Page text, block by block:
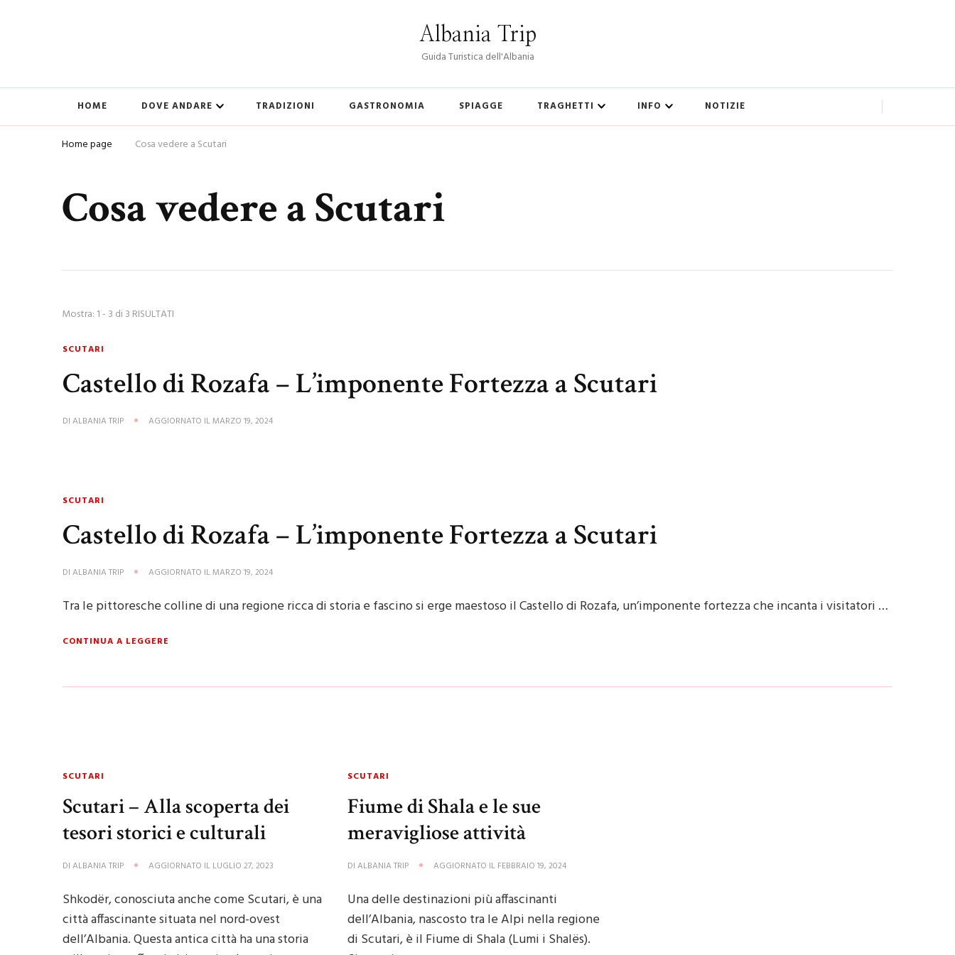
Albania Trip
Guida Turistica dell'Albania
HOME DOVE ANDARE TRADIZIONI GASTRONOMIA SPIAGGE TRAGHETTI INFO NOTIZIE
Home page Cosa vedere a Scutari
Cosa vedere a Scutari
Mostra: 1 - 3 di 3 RISULTATI
SCUTARI
Castello di Rozafa – L’imponente Fortezza a Scutari
DI ALBANIA TRIP AGGIORNATO ILMARZO 19, 2024
SCUTARI
Castello di Rozafa – L’imponente Fortezza a Scutari
DI ALBANIA TRIP AGGIORNATO ILMARZO 19, 2024
Tra le pittoresche colline di una regione ricca di storia e fascino si erge maestoso il Castello di Rozafa, un’imponente fortezza che incanta i visitatori …
CONTINUA A LEGGERE
SCUTARI
Scutari – Alla scoperta dei
tesori storici e culturali
DI ALBANIA TRIP AGGIORNATO IL LUGLIO 27, 2023
Shkodër, conosciuta anche come Scutari, è una
città affascinante situata nel nord-ovest
dell’Albania. Questa antica città ha una storia
SCUTARI
Fiume di Shala e le sue
meravigliose attività
DIALBANIA TRIP AGGIORNATO IL FEBBRAIO 19, 2024
Una delle destinazioni più affascinanti
dell’Albania, nascosto tra le Alpi nella regione
di Scutari, è il Fiume di Shala (Lumi i Shalës).